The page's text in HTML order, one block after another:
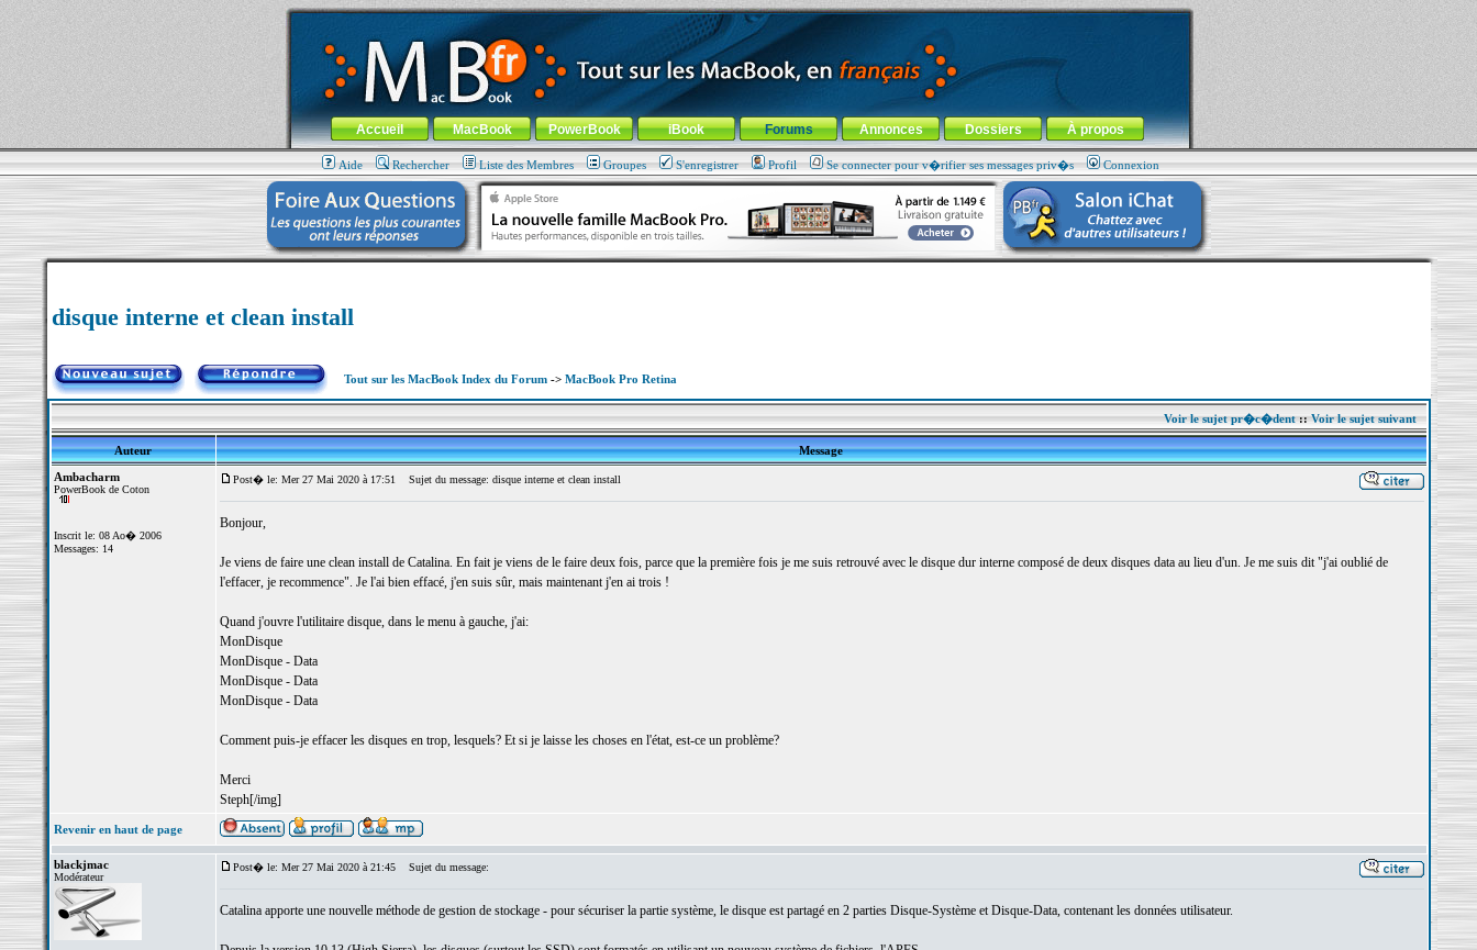
MacBook-fr.com : 100% Apple... 100% nomade !
Aller au contenu-Aller au menu général-Aller au menu de la rubrique
Menu général
Accueil MacBook PowerBook iBook Forums Annonces Dossiers À propos
Aide Rechercher Liste des Membres Groupes S'enregistrer Profil Se connecter pour v�rifier ses messages priv�s Connexion
disque interne et clean install
Tout sur les MacBook Index du Forum-> MacBook Pro Retina
Voir le sujet pr�c�dent::Voir le sujet suivant
Auteur
Message
Ambacharm
PowerBook de Coton
Inscrit le: 08 Ao� 2006
Messages: 14
Post� le: Mer 27 Mai 2020 à 17:51 Sujet du message: disque interne et clean install
Bonjour,
Je viens de faire une clean install de Catalina. En fait je viens de le faire deux fois, parce que la première fois je me suis retrouvé avec le disque dur interne composé de deux disques data au lieu d'un. Je me suis dit "j'ai oublié de
l'effacer, je recommence". Je l'ai bien effacé, j'en suis sûr, mais maintenant j'en ai trois !
Quand j'ouvre l'utilitaire disque, dans le menu à gauche, j'ai:
MonDisque
MonDisque - Data
MonDisque - Data
MonDisque - Data
Comment puis-je effacer les disques en trop, lesquels? Et si je laisse les choses en l'état, est-ce un problème?
Merci
Steph[/img]
Revenir en haut de page
blackjmac
Modérateur
Post� le: Mer 27 Mai 2020 à 21:45 Sujet du message:
Catalina apporte une nouvelle méthode de gestion de stockage - pour sécuriser la partie système, le disque est partagé en 2 parties Disque-Système et Disque-Data, contenant les données utilisateur.